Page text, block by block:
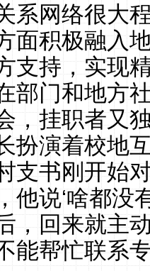
系网络很大
面积极融入
支持，实现
部门和地方
，挂职者又
扮演着校地
支书刚开始
他说‘啥都没
，回来就主
能帮忙联系